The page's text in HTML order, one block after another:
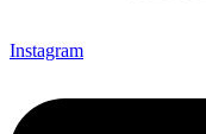
Instagram